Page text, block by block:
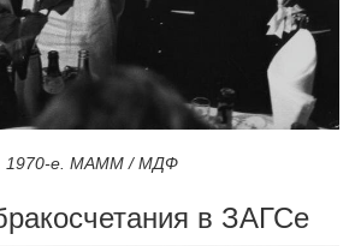
1970-е. МАММ / МДФ
в ЗАГСе